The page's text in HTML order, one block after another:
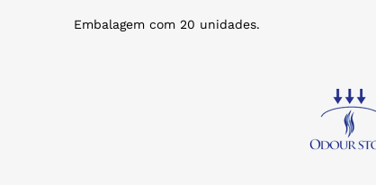
Embalagem com 20 unidades.